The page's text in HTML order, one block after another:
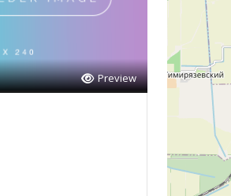
Preview